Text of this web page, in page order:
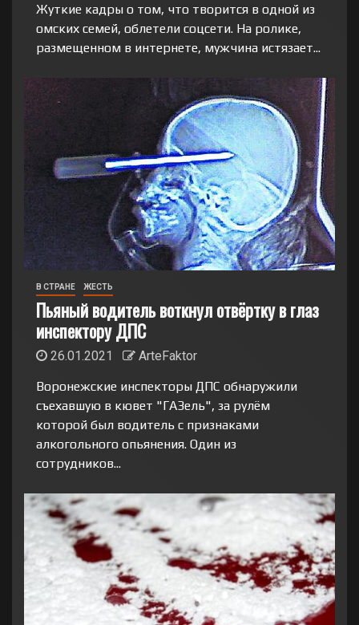
Жуткие кадры о том, что творится в одной из
омских семей, облетели соцсети. На ролике,
размещенном в интернете, мужчина истязает...
В СТРАНЕ ЖЕСТЬ
Пьяный водитель воткнул отвёртку в глаз
инспектору ДПС
26.01.2021
ArteFaktor
Воронежские инспекторы ДПС обнаружили
съехавшую в кювет "ГАЗель", за рулём
которой был водитель с признаками
алкогольного опьянения. Один из
сотрудников...